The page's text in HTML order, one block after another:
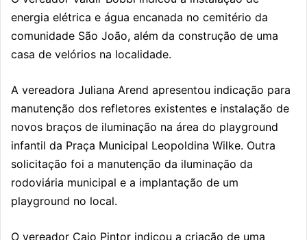
energia elétrica e água encanada no cemitério da
comunidade São João, além da construção de uma
casa de velórios na localidade.
A vereadora Juliana Arend apresentou indicação para
manutenção dos refletores existentes e instalação de
novos braços de iluminação na área do playground
infantil da Praça Municipal Leopoldina Wilke. Outra
solicitação foi a manutenção da iluminação da
rodoviária municipal e a implantação de um
playground no local.
O vereador Caio Pintor indicou a criação de uma